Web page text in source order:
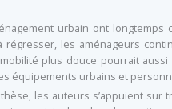
urbain ont
régresser, les aménageurs
plus douce pourrait
équipements urbains et
les auteurs s’appuient sur